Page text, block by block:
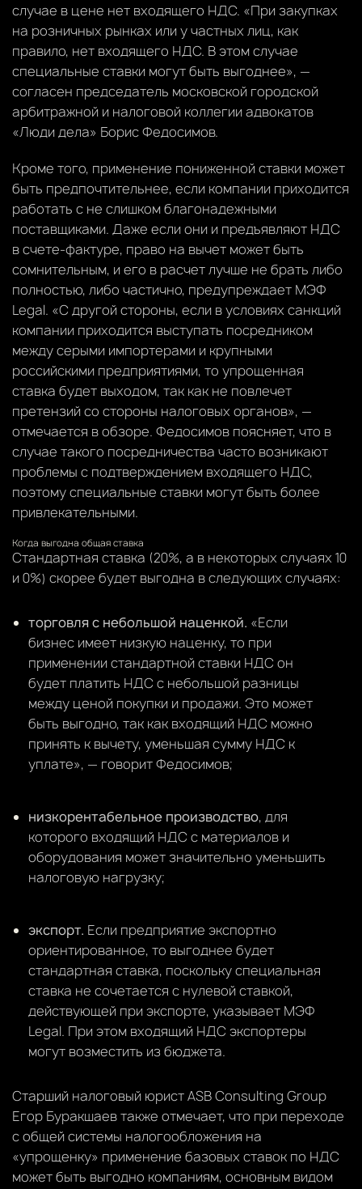
случае в цене нет входящего НДС. «При закупках
на розничных рынках или у частных лиц, как
правило, нет входящего НДС. В этом случае
специальные ставки могут быть выгоднее», —
согласен председатель московской городской
арбитражной и налоговой коллегии адвокатов
«Люди дела» Борис Федосимов.
Кроме того, применение пониженной ставки может
быть предпочтительнее, если компании приходится
работать с не слишком благонадежными
поставщиками. Даже если они и предъявляют НДС
в счете-фактуре, право на вычет может быть
сомнительным, и его в расчет лучше не брать либо
полностью, либо частично, предупреждает МЭФ
Legal. «С другой стороны, если в условиях санкций
компании приходится выступать посредником
между серыми импортерами и крупными
российскими предприятиями, то упрощенная
ставка будет выходом, так как не повлечет
претензий со стороны налоговых органов», —
отмечается в обзоре. Федосимов поясняет, что в
случае такого посредничества часто возникают
проблемы с подтверждением входящего НДС,
поэтому специальные ставки могут быть более
привлекательными.
Когда выгодна общая ставка
Стандартная ставка (20%, а в некоторых случаях 10
и 0%) скорее будет выгодна в следующих случаях:
торговля с небольшой наценкой. «Если
бизнес имеет низкую наценку, то при
применении стандартной ставки НДС он
будет платить НДС с небольшой разницы
между ценой покупки и продажи. Это может
быть выгодно, так как входящий НДС можно
принять к вычету, уменьшая сумму НДС к
уплате», — говорит Федосимов;
низкорентабельное производство, для
которого входящий НДС с материалов и
оборудования может значительно уменьшить
налоговую нагрузку;
экспорт. Если предприятие экспортно
ориентированное, то выгоднее будет
стандартная ставка, поскольку специальная
ставка не сочетается с нулевой ставкой,
действующей при экспорте, указывает МЭФ
Legal. При этом входящий НДС экспортеры
могут возместить из бюджета.
Старший налоговый юрист ASB Consulting Group
Егор Буракшаев также отмечает, что при переходе
с общей системы налогообложения на
«упрощенку» применение базовых ставок по НДС
может быть выгодно компаниям, основным видом